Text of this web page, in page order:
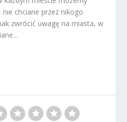
nie chciane przez nikogo
zwrócić uwagę na miasta, w